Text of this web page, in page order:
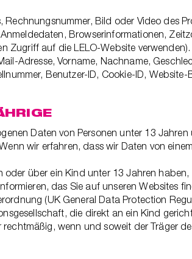
Bild oder Video des
Browserinformationen,
Zugriff auf die LELO-Website verwenden).
Adresse, Vorname, Nachname,
Benutzer-ID, Cookie-ID,
Daten von Personen unter 13
wir erfahren, dass wir Daten von
oder über ein Kind unter 13 Jahren
das Sie auf unseren Websites
(UK General Data Protection
die direkt an ein Kind
rechtmäßig, wenn und soweit der Träger